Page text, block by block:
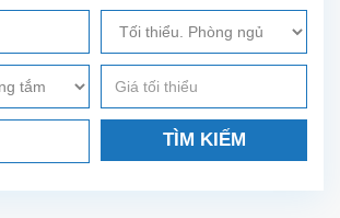
TÌM KIẾM